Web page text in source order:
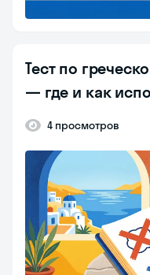
Тест по
— где и как
4 просмотров